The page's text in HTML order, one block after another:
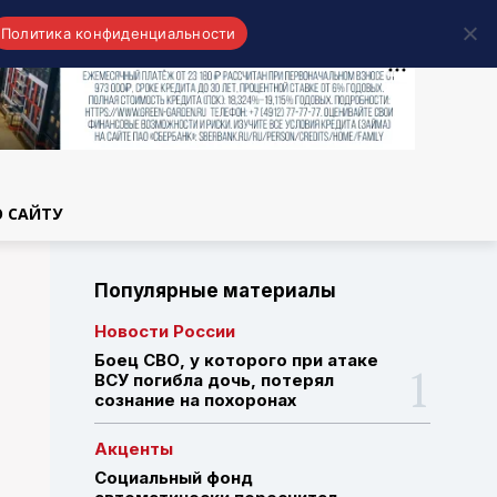
САЙТУ
Популярные материалы
Новости России
Боец СВО, у которого при атаке
ВСУ погибла дочь, потерял
сознание на похоронах
Акценты
Социальный фонд
Политика конфиденциальности